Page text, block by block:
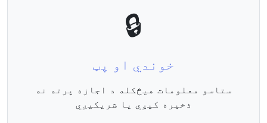
🔒
خوندي او پټ
ستاسو معلومات هیڅکله د اجازه پرته نه
ذخیره کیږي یا شریکیږي